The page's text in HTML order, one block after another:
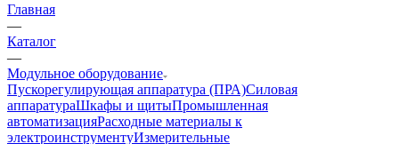
Главная
—
Каталог
—
Модульное оборудование
Пускорегулирующая аппаратура (ПРА)Силовая
аппаратураШкафы и щитыПромышленная
автоматизацияРасходные материалы к
электроинструментуИзмерительные